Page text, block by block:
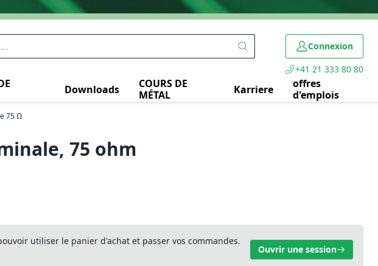
Connexion
+41 21 333 80 80
Downloads
COURS DE
MÉTAL
Karriere
offres
d'emplois
75 Ω
75 ohm
utiliser le panier d'achat et passer vos commandes.
Ouvrir une session